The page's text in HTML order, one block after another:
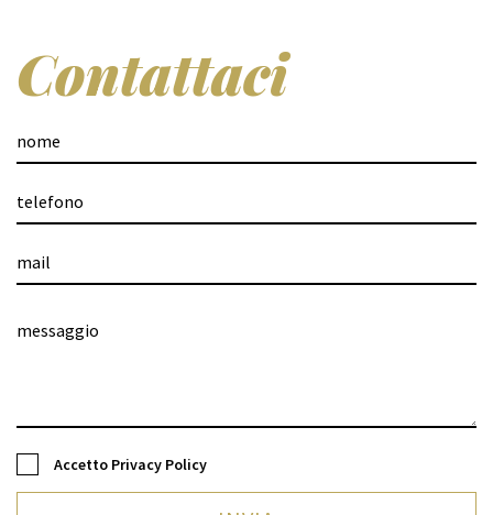
Contattaci
Accetto Privacy Policy